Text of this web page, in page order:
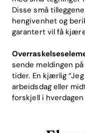
Disse små
hengivenhet og
garantert vil få
sende meldingen
tider. En kjærlig
arbeidsdag eller
forskjell i